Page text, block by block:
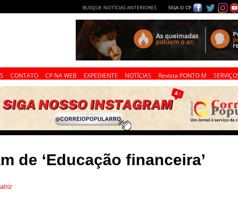
BUSQUE NOTÍCIAS ANTERIORES SIGA O CP
CONTATO CP NA WEB EXPEDIENTE NOTÍCIAS Revista PONTO M
de ‘Educação financeira’